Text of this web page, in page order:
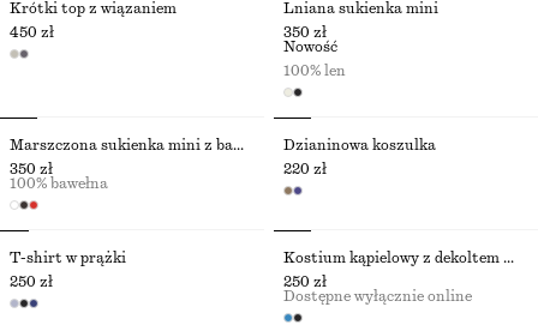
Krótki top z wiązaniem
450 zł
Lniana sukienka mini
350 zł
Nowość
100% len
Marszczona sukienka mini z bawełnianej popeliny
350 zł
100% bawełna
Dzianinowa koszulka
220 zł
T-shirt w prążki
250 zł
Kostium kąpielowy z dekoltem w szpic
250 zł
Dostępne wyłącznie online